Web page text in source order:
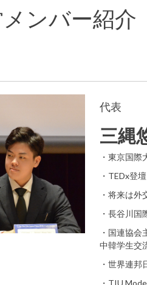
ンバー紹介
代表
三縄
・東京国
・TEDx登
・将来は
・長谷川
・国連協
中韓学生交
・世界連